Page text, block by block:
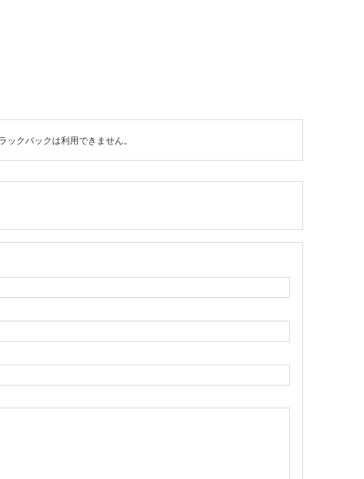
ックバックは利用できません。